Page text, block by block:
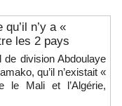
n’y a «
les 2 pays
de division Abdoulaye
qu’il n’existait «
le Mali et l’Algérie,